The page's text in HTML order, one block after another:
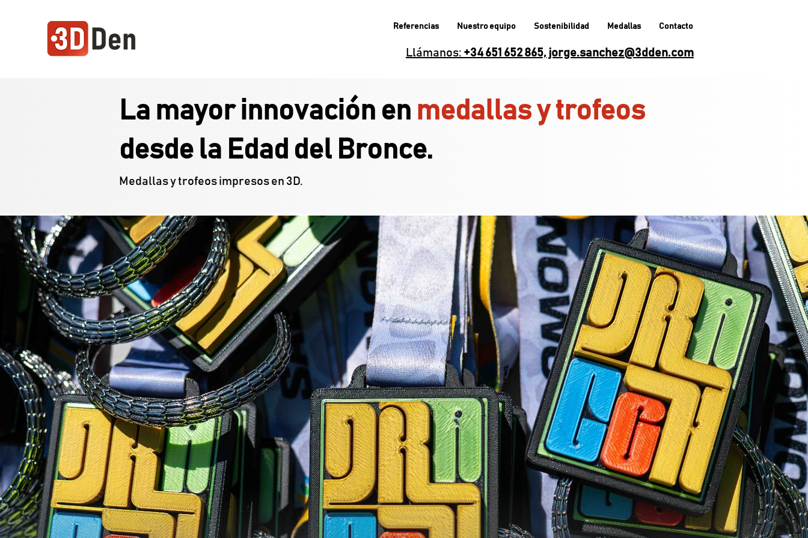
Referencias Nuestro equipo Sostenibilidad Medallas Contacto
Llámanos: +34 651 652 865, jorge.sanchez@3dden.com
La mayor innovación en medallas y trofeos
desde la Edad del Bronce.
Medallas y trofeos impresos en 3D.